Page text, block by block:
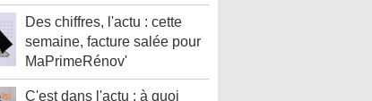
Des chiffres, l'actu : cette
semaine, facture salée pour
MaPrimeRénov'
C'est dans l'actu : à quoi